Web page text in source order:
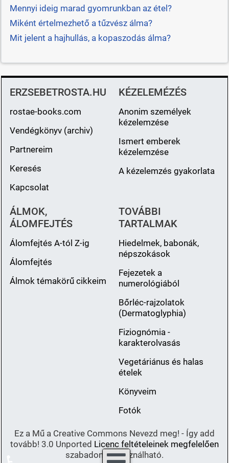
Mennyi ideig marad gyomrunkban az étel?
Miként értelmezhető a tűzvész álma?
Mit jelent a hajhullás, a kopaszodás álma?
ERZSEBETROSTA.HU
rostae-books.com
Vendégkönyv (archiv)
Partnereim
Keresés
Kapcsolat
KÉZELEMÉZÉS
Anonim személyek
kézelemzése
Ismert emberek
kézelemzése
A kézelemzés gyakorlata
ÁLMOK,
ÁLOMFEJTÉS
Álomfejtés A-tól Z-ig
Álomfejtés
Álmok témakörű cikkeim
TOVÁBBI
TARTALMAK
Hiedelmek, babonák,
népszokások
Fejezetek a
numerológiából
Bőrléc-rajzolatok
(Dermatoglyphia)
Fiziognómia -
karakterolvasás
Vegetáriánus és halas
ételek
Könyveim
Fotók
Ez a Mű a Creative Commons Nevezd meg! - Így add
tovább! 3.0 Unported Licenc feltételeinek megfelelően
szabadon felhasználható.